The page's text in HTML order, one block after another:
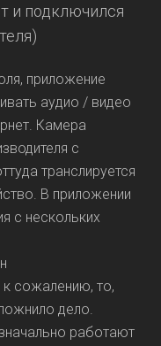
и подключился
приложение
аудио / видео
Камера
с
транслируется
В приложении
с нескольких
сожалению, то,
дело.
работают